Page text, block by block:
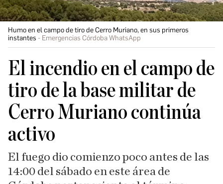
Humo en el campo de tiro de Cerro Muriano, en sus primeros
instantes
Emergencias Córdoba WhatsApp
El incendio en el campo de
tiro de la base militar de
Cerro Muriano continúa
activo
El fuego dio comienzo poco antes de las
14:00 del sábado en este área de